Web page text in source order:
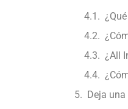
¿All
Deja